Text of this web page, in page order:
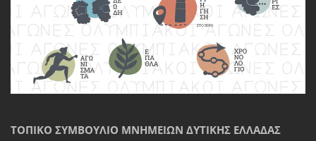
ΤΟΠΙΚΌ ΣΥΜΒΟΎΛΙΟ ΜΝΗΜΕΊΩΝ ΔΥΤΙΚΉΣ ΕΛΛΆΔΑΣ